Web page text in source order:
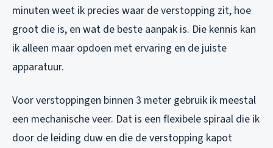
minuten weet ik precies waar de verstopping zit, hoe
groot die is, en wat de beste aanpak is. Die kennis kan
ik alleen maar opdoen met ervaring en de juiste
apparatuur.
Voor verstoppingen binnen 3 meter gebruik ik meestal
een mechanische veer. Dat is een flexibele spiraal die ik
door de leiding duw en die de verstopping kapot